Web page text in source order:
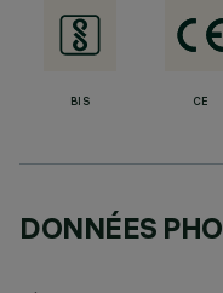
BIS CE
DONNÉES